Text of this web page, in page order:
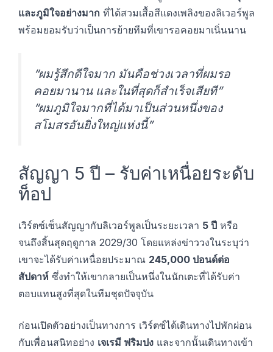
และภูมิใจอย่างมาก ที่ได้สวมเสื้อสีแดงเพลิงของลิเวอร์พูล
พร้อมยอมรับว่าเป็นการย้ายทีมที่เขารอคอยมาเนิ่นนาน
“ผมรู้สึกดีใจมาก มันคือช่วงเวลาที่ผมรอ
คอยมานาน และในที่สุดก็สำเร็จเสียที”
“ผมภูมิใจมากที่ได้มาเป็นส่วนหนึ่งของ
สโมสรอันยิ่งใหญ่แห่งนี้”
สัญญา 5 ปี – รับค่าเหนื่อยระดับ
ท็อป
เวิร์ตซ์เซ็นสัญญากับลิเวอร์พูลเป็นระยะเวลา 5 ปี หรือ
จนถึงสิ้นสุดฤดูกาล 2029/30 โดยแหล่งข่าววงในระบุว่า
เขาจะได้รับค่าเหนื่อยประมาณ 245,000 ปอนด์ต่อ
สัปดาห์ ซึ่งทำให้เขากลายเป็นหนึ่งในนักเตะที่ได้รับค่า
ตอบแทนสูงที่สุดในทีมชุดปัจจุบัน
ก่อนเปิดตัวอย่างเป็นทางการ เวิร์ตซ์ได้เดินทางไปพักผ่อน
กับเพื่อนสนิทอย่าง เจเรมี ฟริมปง และจากนั้นเดินทางเข้า